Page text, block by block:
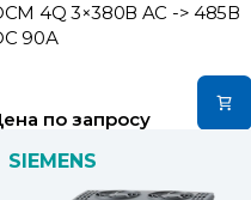
4Q 3×380В AC -> 485В
90А
по запросу
SIEMENS